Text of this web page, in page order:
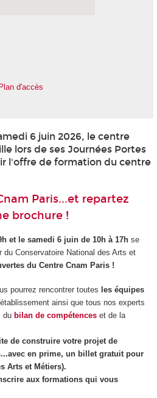
Plan d'accès
6 juin 2026, le centre
lors de ses Journées Portes
l'offre de formation du centre
Paris...et repartez
brochure !
et le samedi 6 juin de 10h à 17hse
du Conservatoire National des Arts et
du Centre Cnam Paris !
pourrez rencontrer toutes les équipes
ainsi que tous nos experts
du bilan de compétenceset de la
de construire votre projet de
en prime, un billet gratuit pour
Arts et Métiers).
aux formations qui vous